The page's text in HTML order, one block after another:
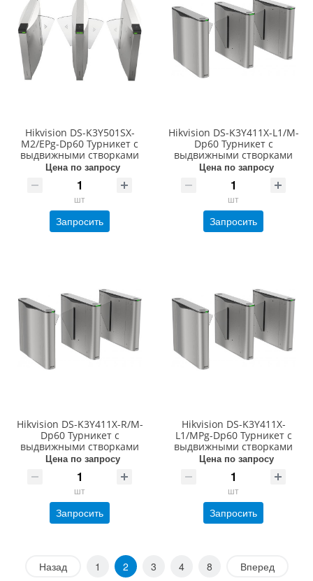
Hikvision DS-K3Y501SX-
M2/EPg-Dp60 Турникет с
выдвижными створками
Цена по запросу
шт
Запросить
Hikvision DS-K3Y411X-L1/M-
Dp60 Турникет с
выдвижными створками
Цена по запросу
шт
Запросить
Hikvision DS-K3Y411X-R/M-
Dp60 Турникет с
выдвижными створками
Цена по запросу
шт
Запросить
Hikvision DS-K3Y411X-
L1/MPg-Dp60 Турникет с
выдвижными створками
Цена по запросу
шт
Запросить
Назад 1 2 3 4 8 Вперед